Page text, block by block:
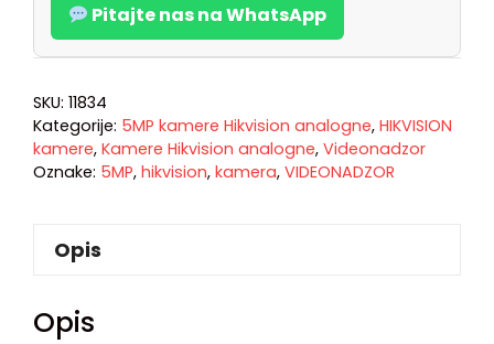
Pitajte nas na WhatsApp
SKU: 11834
Kategorije: 5MP kamere Hikvision analogne, HIKVISION
kamere, Kamere Hikvision analogne, Videonadzor
Oznake: 5MP, hikvision, kamera, VIDEONADZOR
Opis
Opis